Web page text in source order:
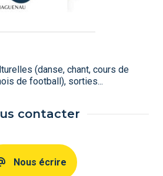
(danse, chant, cours de
de football), sorties...
contacter
Nous écrire